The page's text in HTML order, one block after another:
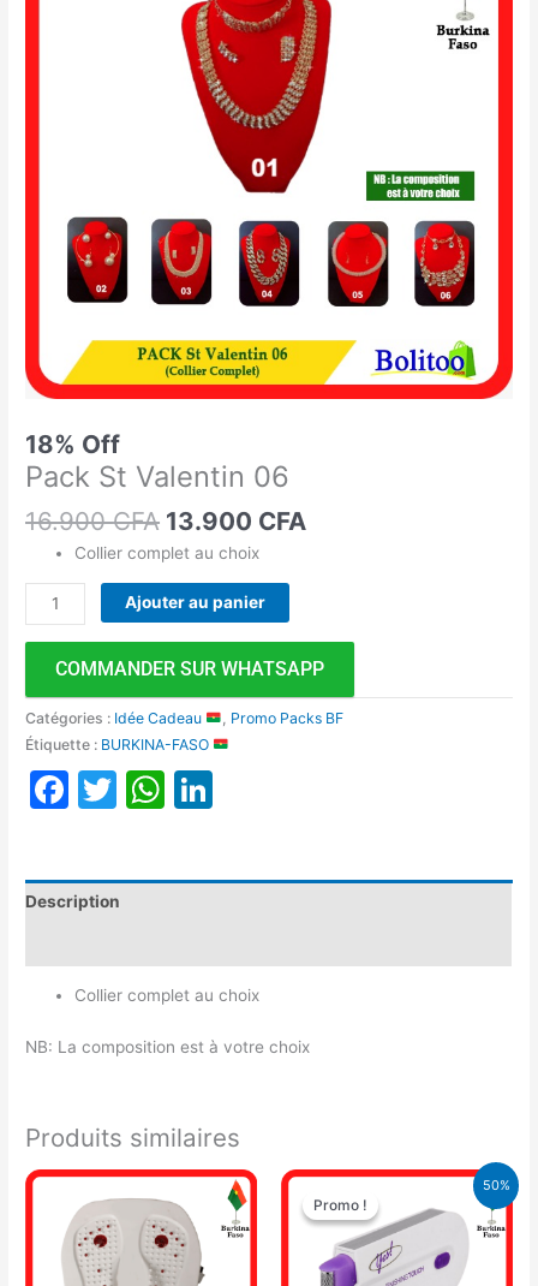
18% Off
Pack St Valentin 06
16.900CFA
16.900 CFA.
13.900 CFA
13.900 CFA.
Collier complet au choix
Ajouter au panier
COMMANDER SUR WHATSAPP
Catégories : Idée Cadeau
Promo Packs BF
Étiquette : BURKINA-FASO
Facebook
TwitterWhatsApp
Description
Collier complet au choix
NB: La composition est à votre choix
Produits similaires
50%
Promo !
Promo !
Le
prix
initial
était :
15.000 CFA.
Le
actuel
7.500 CFA.